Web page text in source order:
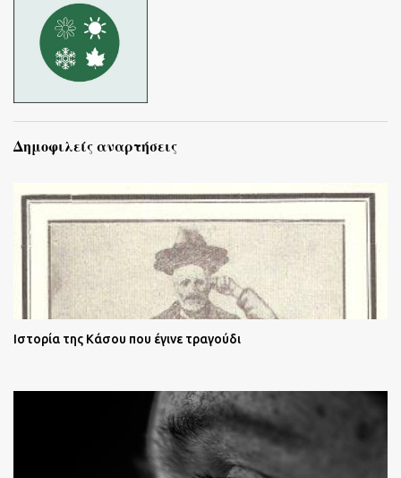
Δημοφιλείς αναρτήσεις
Ιστορία της Κάσου που έγινε τραγούδι